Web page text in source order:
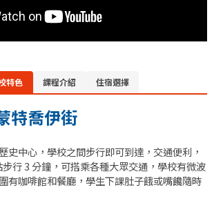
特色 課程介紹 住宿選擇
特喬伊街
史中心，學校之間步行即可到達，交通便利，
行 3 分鐘，可搭乘各種大眾交通，學校有微波
有咖啡館和餐廳，學生下課肚子餓或嘴饞隨時